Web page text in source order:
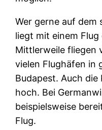
Wer gerne auf dem
liegt mit einem
Mittlerweile fliegen
vielen Flughäfen in
Budapest. Auch
hoch. Bei
beispielsweise
Flug.